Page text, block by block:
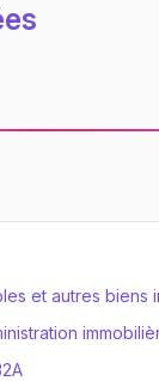
et autres biens